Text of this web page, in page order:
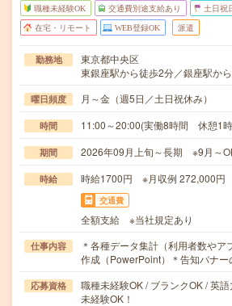
職種未経験OK 交通費別途支給あり 土日祝
在宅・リモート WEB登録OK 派遣
勤務地
東京都中央区
東銀座駅から徒歩2分／銀座駅か
曜日頻度 月～金（週5日／土日祝休み）
時間 11:00～20:00(実働8時間 休憩1
期間 2026年09月上旬～長期 ※9月～
時給 時給1700円 ※月収例 272,000円
交通費
全額支給 ※当社規定あり
仕事内容
＊各種データ集計（利用者数や
作成（PowerPoint）＊告知バナ
応募資格
職種未経験OK / ブランクOK / 英
未経験OK！